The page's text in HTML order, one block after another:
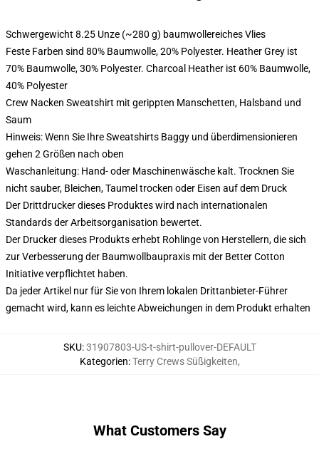
Schwergewicht 8.25 Unze (~280 g) baumwollereiches Vlies
Feste Farben sind 80% Baumwolle, 20% Polyester. Heather Grey ist
70% Baumwolle, 30% Polyester. Charcoal Heather ist 60% Baumwolle,
40% Polyester
Crew Nacken Sweatshirt mit gerippten Manschetten, Halsband und
Saum
Hinweis: Wenn Sie Ihre Sweatshirts Baggy und überdimensionieren
gehen 2 Größen nach oben
Waschanleitung: Hand- oder Maschinenwäsche kalt. Trocknen Sie
nicht sauber, Bleichen, Taumel trocken oder Eisen auf dem Druck
Der Drittdrucker dieses Produktes wird nach internationalen
Standards der Arbeitsorganisation bewertet.
Der Drucker dieses Produkts erhebt Rohlinge von Herstellern, die sich
zur Verbesserung der Baumwollbaupraxis mit der Better Cotton
Initiative verpflichtet haben.
Da jeder Artikel nur für Sie von Ihrem lokalen Drittanbieter-Führer
gemacht wird, kann es leichte Abweichungen in dem Produkt erhalten
SKU:31907803-US-t-shirt-pullover-DEFAULT
Kategorien:Terry Crews Süßigkeiten,
What Customers Say